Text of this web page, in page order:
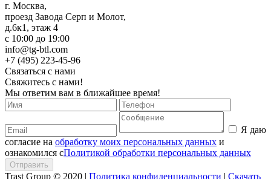
г. Москва,
проезд Завода Серп и Молот,
д.6к1, этаж 4
c 10:00 до 19:00
info@tg-btl.com
+7 (495) 223-45-96
Связаться с нами
Свяжитесь с нами!
Мы ответим вам в ближайшее время!
Я даю
согласие на обработку моих персональных данных и
ознакомился сПолитикой обработки персональных данных
Trast Group © 2020 | Политика конфиденциальности | Скачать